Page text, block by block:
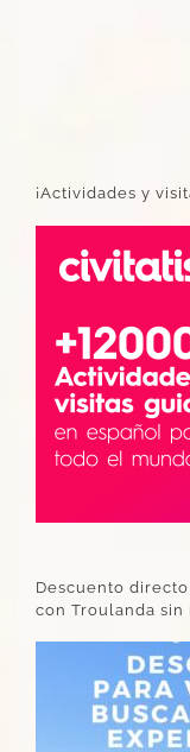
¡Actividades y
Descuento
con Troulanda